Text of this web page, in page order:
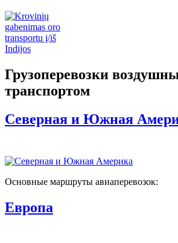
Грузоперевозки
транспортом
Северная и Южная
Основные маршруты авиаперевозок:
Европа